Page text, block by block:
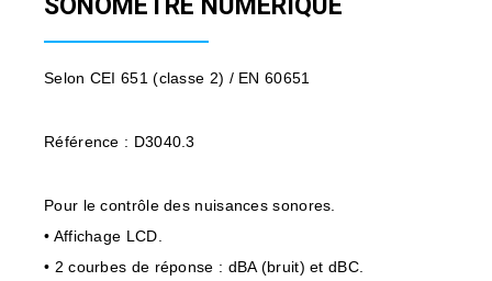
SONOMÈTRE NUMÉRIQUE
Selon CEI 651 (classe 2) / EN 60651
Référence : D3040.3
Pour le contrôle des nuisances sonores.
• Affichage LCD.
• 2 courbes de réponse : dBA (bruit) et dBC.